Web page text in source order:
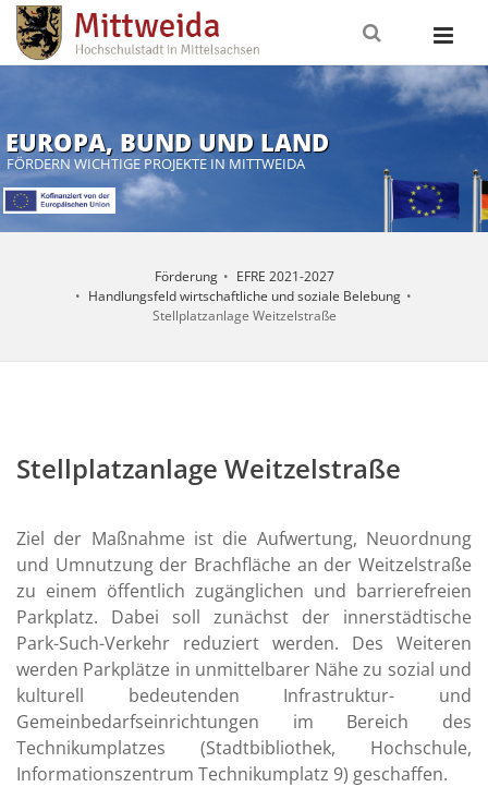
EUROPA, BUND UND LAND
FÖRDERN WICHTIGE PROJEKTE IN MITTWEIDA
Förderung
EFRE 2021-2027
Handlungsfeld wirtschaftliche und soziale Belebung
Stellplatzanlage Weitzelstraße
Stellplatzanlage Weitzelstraße
Ziel der Maßnahme ist die Aufwertung, Neuordnung
und Umnutzung der Brachfläche an der Weitzelstraße
zu einem öffentlich zugänglichen und barrierefreien
Parkplatz. Dabei soll zunächst der innerstädtische
Park-Such-Verkehr reduziert werden. Des Weiteren
werden Parkplätze in unmittelbarer Nähe zu sozial und
kulturell bedeutenden Infrastruktur- und
Gemeinbedarfseinrichtungen im Bereich des
Technikumplatzes (Stadtbibliothek, Hochschule,
Informationszentrum Technikumplatz 9) geschaffen.